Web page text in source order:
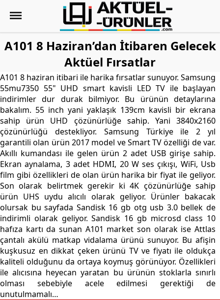
A101 8 Haziran’dan İtibaren Gelecek
Aktüel Fırsatlar
A101 8 haziran itibari ile harika fırsatlar sunuyor. Samsung
55mu7350 55" UHD smart kavisli LED TV ile başlayan
indirimler dur durak bilmiyor. Bu ürünün detaylarına
bakalım. 55 inch yani yaklaşık 139cm kavisli bir ekrana
sahip ürün UHD çözünürlüğe sahip. Yani 3840x2160
çözünürlüğü destekliyor. Samsung Türkiye ile 2 yıl
garantili olan ürün 2017 model ve Smart TV özelliği de var.
Akıllı kumandası ile gelen ürün 2 adet USB girişe sahip.
Ekran aynalama, 3 adet HDMI, 20 W ses çıkışı, WiFi, Usb
film gibi özellikleri de olan ürün harika bir fiyat ile geliyor.
Son olarak belirtmek gerekir ki 4K çözünürlüğe sahip
ürün UHS uydu alıcılı olarak geliyor. Ürünler bakacak
olursak bu sayfada Sandisk 16 gb otg usb 3.0 bellek de
indirimli olarak geliyor. Sandisk 16 gb microsd class 10
hafıza kartı da sunan A101 market son olarak ise Attlas
çantalı akülü matkap vidalama ürünü sunuyor. Bu afişin
kuşkusuz en dikkat çeken ürünü TV ve fiyatı ile oldukça
kaliteli olduğunu da ortaya koymuş görünüyor. Özellikleri
ile alıcısına heyecan yaratan bu ürünün stoklarla sınırlı
olması sebebiyle acele edilmesi gerektiği de
unutulmamalı…